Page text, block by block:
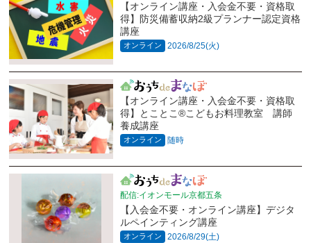
【オンライン講座・入会金不要・資格取
得】防災備蓄収納2級プランナー認定資格
講座
オンライン 2026/8/25(火)
【オンライン講座・入会金不要・資格取
得】とことこ®こどもお料理教室 講師
養成講座
オンライン 随時
配信:イオンモール京都五条
【入会金不要・オンライン講座】デジタ
ルペインティング講座
オンライン 2026/8/29(土)